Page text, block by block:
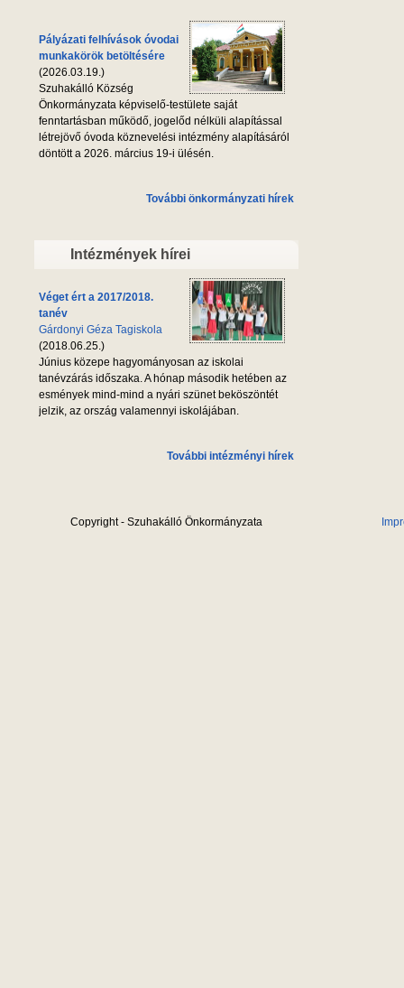
Pályázati felhívások óvodai
munkakörök betöltésére
(2026.03.19.)
Szuhakálló Község
Önkormányzata képviselő-testülete saját
fenntartásban működő, jogelőd nélküli alapítással
létrejövő óvoda köznevelési intézmény alapításáról
döntött a 2026. március 19-i ülésén.
További önkormányzati hírek
Intézmények hírei
Véget ért a 2017/2018.
tanév
Gárdonyi Géza Tagiskola
(2018.06.25.)
Június közepe hagyományosan az iskolai
tanévzárás időszaka. A hónap második hetében az
esmények mind-mind a nyári szünet beköszöntét
jelzik, az ország valamennyi iskolájában.
További intézményi hírek
Copyright - Szuhakálló Önkormányzata